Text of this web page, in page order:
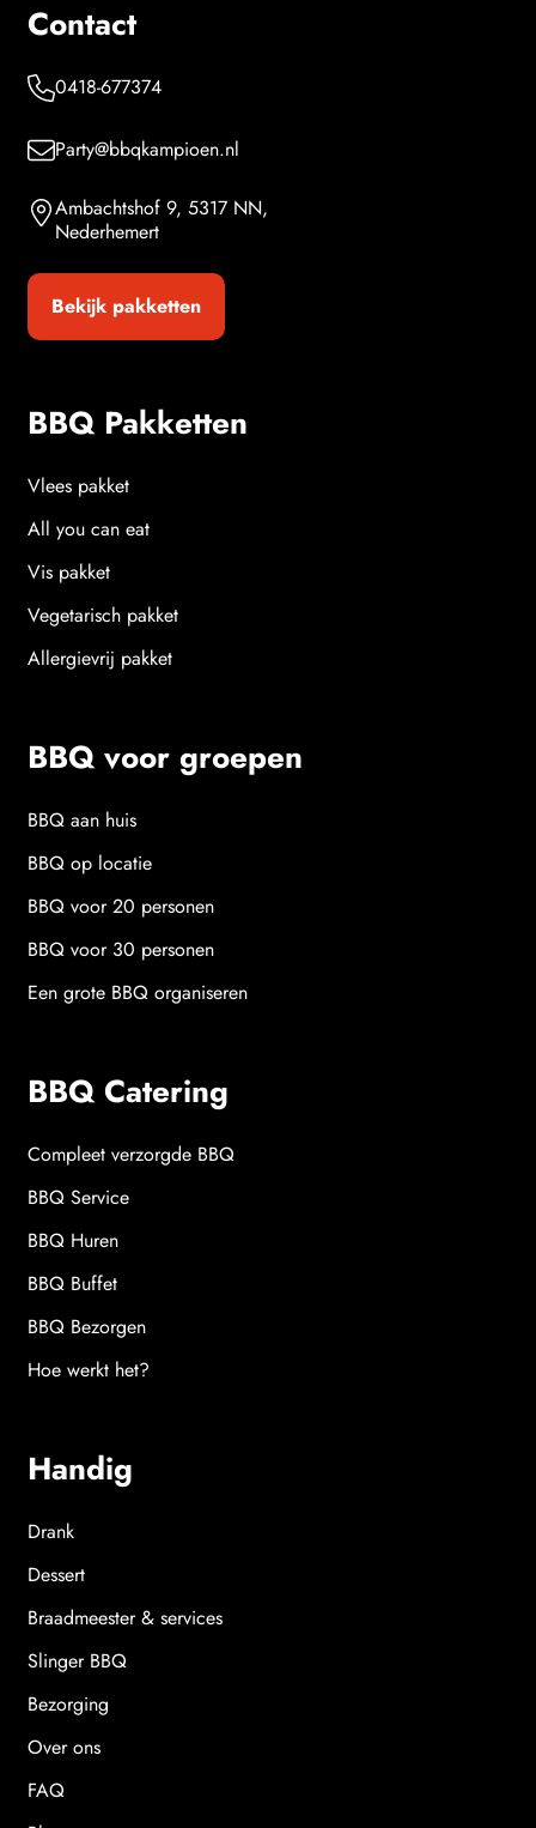
Contact
0418-677374
Party@bbqkampioen.nl
Ambachtshof 9, 5317 NN,
Nederhemert
Bekijk pakketten
BBQ Pakketten
Vlees pakket
All you can eat
Vis pakket
Vegetarisch pakket
Allergievrij pakket
BBQ voor groepen
BBQ aan huis
BBQ op locatie
BBQ voor 20 personen
BBQ voor 30 personen
Een grote BBQ organiseren
BBQ Catering
Compleet verzorgde BBQ
BBQ Service
BBQ Huren
BBQ Buffet
BBQ Bezorgen
Hoe werkt het?
Handig
Drank
Dessert
Braadmeester & services
Slinger BBQ
Bezorging
Over ons
FAQ